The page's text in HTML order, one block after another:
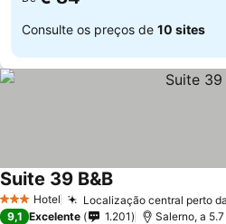
Consulte os preços de 10 sites
3 EstrelasHotel Localização central perto
Suite 39 B&BVer preços
9,1 Excelente 1.201 Salerno, a